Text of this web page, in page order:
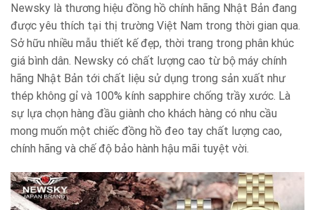
Newsky là thương hiệu đồng hồ chính hãng Nhật Bản đang
được yêu thích tại thị trường Việt Nam trong thời gian qua.
Sở hữu nhiều mẫu thiết kế đẹp, thời trang trong phân khúc
giá bình dân. Newsky có chất lượng cao từ bộ máy chính
hãng Nhật Bản tới chất liệu sử dụng trong sản xuất như
thép không gỉ và 100% kính sapphire chống trầy xước. Là
sự lựa chọn hàng đầu giành cho khách hàng có nhu cầu
mong muốn một chiếc đồng hồ đeo tay chất lượng cao,
chính hãng và chế độ bảo hành hậu mãi tuyệt vời.